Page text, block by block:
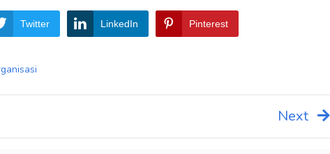
Twitter LinkedIn Pinterest
Next